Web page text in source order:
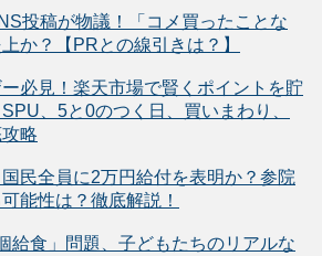
投稿が物議！「コメ買ったことな
か？【PRとの線引きは？】
必見！楽天市場で賢くポイントを貯
、5と0のつく日、買いまわり、
略
国民全員に2万円給付を表明か？参院
能性は？徹底解説！
給食」問題、子どもたちのリアルな